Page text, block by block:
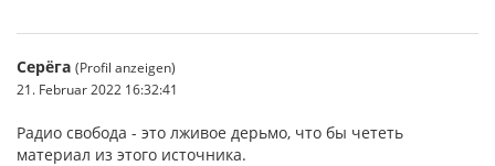
Серёга (Profil anzeigen)
21. Februar 2022 16:32:41
Радио свобода - это лживое дерьмо, что бы чететь
материал из этого источника.